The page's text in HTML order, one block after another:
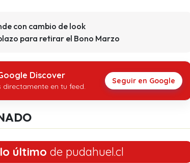
con cambio de look
para retirar el Bono Marzo
Discover
en tu feed.
Seguir en Google
último de pudahuel.cl